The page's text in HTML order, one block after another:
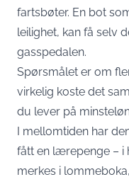
fartsbøter. En bot
leilighet, kan få selv
gasspedalen.
Spørsmålet er om
virkelig koste det
du lever på
I mellomtiden har
fått en lærepenge – i
merkes i